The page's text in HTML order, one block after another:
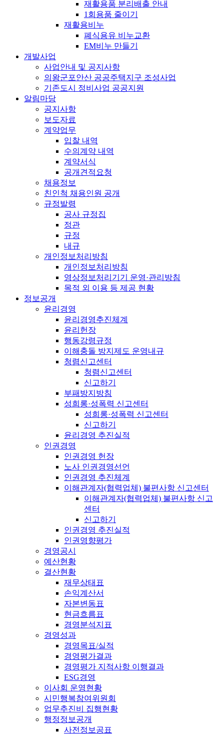
재활용품 분리배출 안내
1회용품 줄이기
재활용비누
폐식용유 비누교환
EM비누 만들기
개발사업
사업안내 및 공지사항
의왕군포안산 공공주택지구 조성사업
기존도시 정비사업 공공지원
알림마당
공지사항
보도자료
계약업무
입찰 내역
수의계약 내역
계약서식
공개견적요청
채용정보
친인척 채용인원 공개
규정발령
공사 규정집
정관
규정
내규
개인정보처리방침
개인정보처리방침
영상정보처리기기 운영·관리방침
목적 외 이용 등 제공 현황
정보공개
윤리경영
윤리경영추진체계
윤리헌장
행동강령규정
이해충돌 방지제도 운영내규
청렴신고센터
청렴신고센터
신고하기
부패방지방침
성희롱·성폭력 신고센터
성희롱·성폭력 신고센터
신고하기
윤리경영 추진실적
인권경영
인권경영 헌장
노사 인권경영선언
인권경영 추진체계
이해관계자(협력업체) 불편사항 신고센터
이해관계자(협력업체) 불편사항 신고
센터
신고하기
인권경영 추진실적
인권영향평가
경영공시
예산현황
결산현황
재무상태표
손익계산서
자본변동표
현금흐름표
경영분석지표
경영성과
경영목표/실적
경영평가결과
경영평가 지적사항 이행결과
ESG경영
이사회 운영현황
시민행복참여위원회
업무추진비 집행현황
행정정보공개
사전정보공표